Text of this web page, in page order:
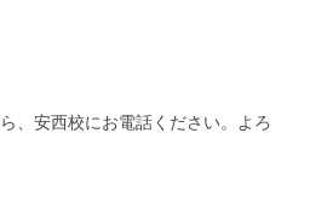
、安西校にお電話ください。よろ